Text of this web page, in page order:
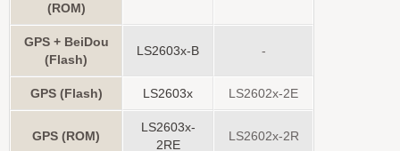
(ROM)
GPS + BeiDou
(Flash)
LS2603x-B -
GPS (Flash) LS2603x LS2602x-2E
GPS (ROM)
LS2603x-
2RE
LS2602x-2R